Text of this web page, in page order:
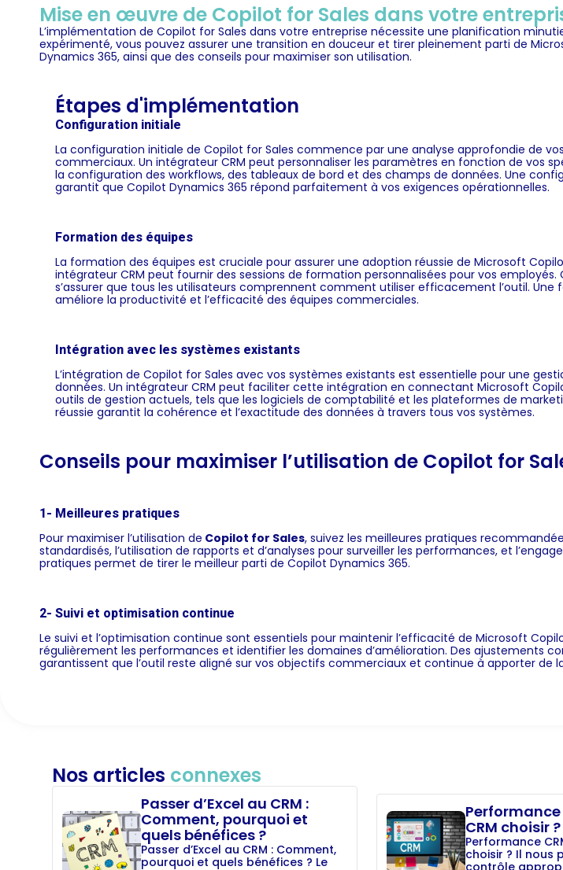
Mise en œuvre de Copilot for Sales dans votre
L’implémentation de Copilot for Sales dans votre entreprise nécessite une planification
expérimenté, vous pouvez assurer une transition en douceur et tirer pleinement parti de
Dynamics 365, ainsi que des conseils pour maximiser son utilisation.
Étapes d'implémentation
Configuration initiale
La configuration initiale de Copilot for Sales commence par une analyse approfondie de
commerciaux. Un intégrateur CRM peut personnaliser les paramètres en fonction de vos
la configuration des workflows, des tableaux de bord et des champs de données. Une
garantit que Copilot Dynamics 365 répond parfaitement à vos exigences opérationnelles.
Formation des équipes
La formation des équipes est cruciale pour assurer une adoption réussie de Microsoft
intégrateur CRM peut fournir des sessions de formation personnalisées pour vos employés.
s’assurer que tous les utilisateurs comprennent comment utiliser efficacement l’outil.
améliore la productivité et l’efficacité des équipes commerciales.
Intégration avec les systèmes existants
L’intégration de Copilot for Sales avec vos systèmes existants est essentielle pour une
données. Un intégrateur CRM peut faciliter cette intégration en connectant Microsoft
outils de gestion actuels, tels que les logiciels de comptabilité et les plateformes de
réussie garantit la cohérence et l’exactitude des données à travers tous vos systèmes.
Conseils pour maximiser l’utilisation de Copilot for
1- Meilleures pratiques
Pour maximiser l’utilisation de Copilot for Sales, suivez les meilleures pratiques
standardisés, l’utilisation de rapports et d’analyses pour surveiller les performances, et
pratiques permet de tirer le meilleur parti de Copilot Dynamics 365.
2- Suivi et optimisation continue
Le suivi et l’optimisation continue sont essentiels pour maintenir l’efficacité de Microsoft
régulièrement les performances et identifier les domaines d’amélioration. Des ajustements
garantissent que l’outil reste aligné sur vos objectifs commerciaux et continue à apporter de
Nos articles connexes
Passer d’Excel au CRM :
Comment, pourquoi et
quels bénéfices ?
Passer d’Excel au CRM : Comment,
pourquoi et quels bénéfices ? Le
Performance
CRM choisir ?
Performance
choisir ? Il nous
contrôle